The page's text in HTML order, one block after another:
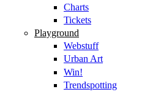
Charts
Tickets
Playground
Webstuff
Urban Art
Win!
Trendspotting